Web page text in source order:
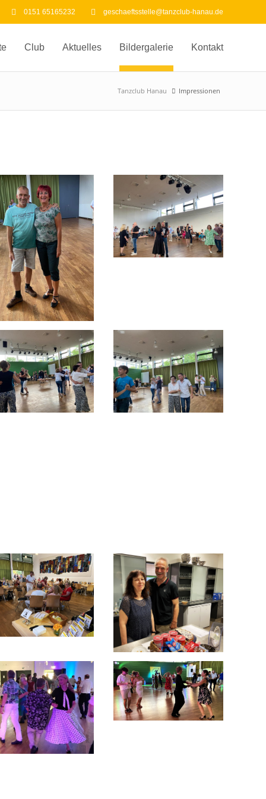
0151 65165232 geschaeftsstelle@tanzclub-hanau.de
Club Aktuelles Bildergalerie Kontakt
Tanzclub Hanau Impressionen